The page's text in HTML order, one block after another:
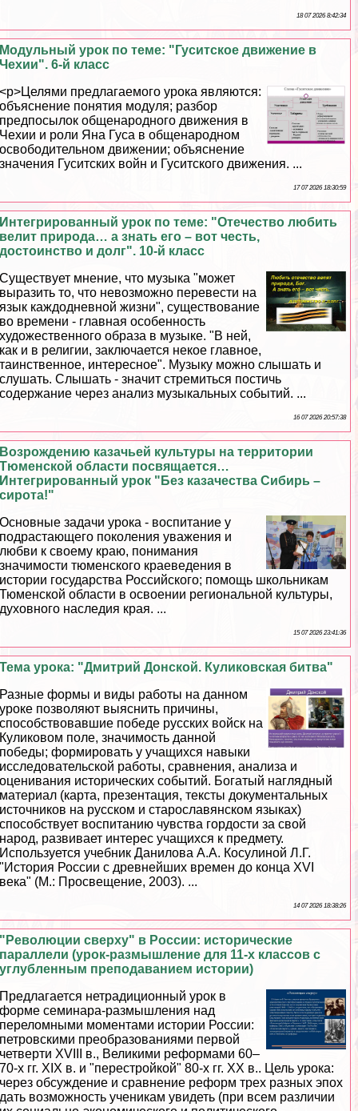
18 07 2026 8:42:34
Модульный урок по теме: "Гуситское движение в
Чехии". 6-й класс
<p>Целями предлагаемого урока являются:
объяснение понятия модуля; разбор
предпосылок общенародного движения в
Чехии и роли Яна Гуса в общенародном
освободительном движении; объяснение
значения Гуситских войн и Гуситского движения. ...
17 07 2026 18:30:59
Интегрированный урок по теме: "Отечество любить
велит природа… а знать его – вот честь,
достоинство и долг". 10-й класс
Существует мнение, что музыка "может
выразить то, что невозможно перевести на
язык каждодневной жизни", существование
во времени - главная особенность
художественного образа в музыке. "В ней,
как и в религии, заключается некое главное,
таинственное, интересное". Музыку можно слышать и
слушать. Слышать - значит стремиться постичь
содержание через анализ музыкальных событий. ...
16 07 2026 20:57:38
Возрождению казачьей культуры на территории
Тюменской области посвящается…
Интегрированный урок "Без казачества Сибирь –
сирота!"
Основные задачи урока - воспитание у
подрастающего поколения уважения и
любви к своему краю, понимания
значимости тюменского краеведения в
истории государства Российского; помощь школьникам
Тюменской области в освоении региональной культуры,
духовного наследия края. ...
15 07 2026 23:41:36
Тема урока: "Дмитрий Донской. Куликовская битва"
Разные формы и виды работы на данном
уроке позволяют выяснить причины,
способствовавшие победе русских войск на
Куликовом поле, значимость данной
победы; формировать у учащихся навыки
исследовательской работы, сравнения, анализа и
оценивания исторических событий. Богатый наглядный
материал (карта, презентация, тексты документальных
источников на русском и старославянском языках)
способствует воспитанию чувства гордости за свой
народ, развивает интерес учащихся к предмету.
Используется учебник Данилова А.А. Косулиной Л.Г.
"История России с древнейших времен до конца XVI
века" (М.: Просвещение, 2003). ...
14 07 2026 18:38:26
"Революции сверху" в России: исторические
параллели (урок-размышление для 11-х классов с
углубленным преподаванием истории)
Предлагается нетрадиционный урок в
форме семинара-размышления над
переломными моментами истории России:
петровскими преобразованиями первой
четверти XVIII в., Великими реформами 60–
70-х гг. XIX в. и "перестройкой" 80-х гг. ХХ в.. Цель урока:
через обсуждение и сравнение реформ трех разных эпох
дать возможность ученикам увидеть (при всем различии